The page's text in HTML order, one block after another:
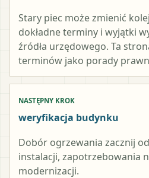
Stary piec może zmienić
dokładne terminy i wyjątki
źródła urzędowego. Ta
terminów jako porady
NASTĘPNY KROK
weryfikacja budynku
Dobór ogrzewania zacznij
instalacji, zapotrzebowania
modernizacji.